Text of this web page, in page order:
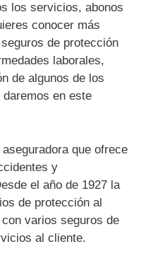
los servicios, abonos
conocer más
de protección
laborales,
de algunos de los
en este
que ofrece
y
el año de 1927 la
de protección al
varios seguros de
al cliente.